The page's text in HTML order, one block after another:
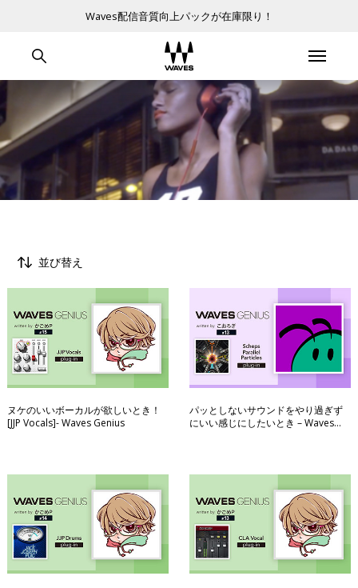
Waves配信音質向上パックが在庫限り！
すべて
My Favorite Waves
Waves Genius
インフォメーション
ケーススタディ
はじめてのミックス：1分で解説
並び替え
ヌケのいいボーカルが欲しいとき！
[JJP Vocals]- Waves Genius
パッとしないサウンドをやり過ぎず
にいい感じにしたいとき – Waves